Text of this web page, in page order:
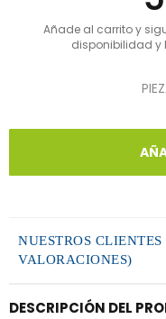
Añade al carrito y
disponibilidad y
NUESTROS
VALORACIONES)
DESCRIPCIÓN DEL